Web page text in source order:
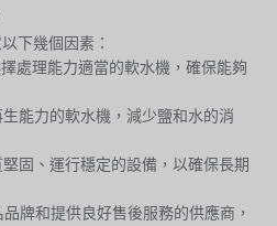
下幾個因素：
處理能力適當的軟水機，確保能夠
能力的軟水機，減少鹽和水的消
固、運行穩定的設備，以確保長期
牌和提供良好售後服務的供應商，